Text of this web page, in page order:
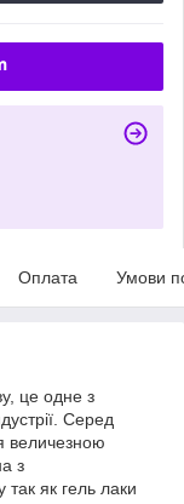
Оплата Умови
це одне з
Серед
величезною
з
так як гель лаки